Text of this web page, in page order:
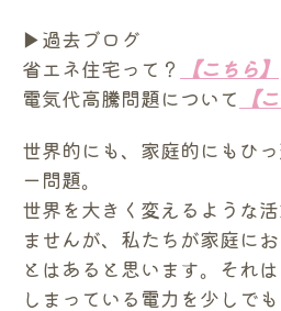
▶過去ブログ
省エネ住宅って？
【こちら】
電気代高騰問題について
【
世界的にも、家庭的にもひ
ー問題。
世界を大きく変えるような
ませんが、私たちが家庭に
とはあると思います。それ
しまっている電力を少しで